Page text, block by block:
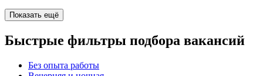
Показать ещё
Быстрые фильтры подбора вакансий
Без опыта работы